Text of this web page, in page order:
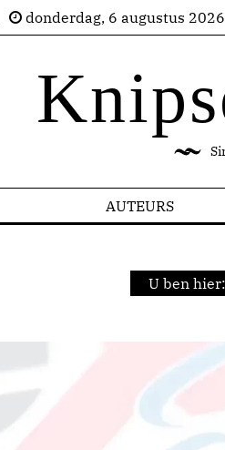
donderdag, 6 augustus 2026
AUTEURS
U ben hier: